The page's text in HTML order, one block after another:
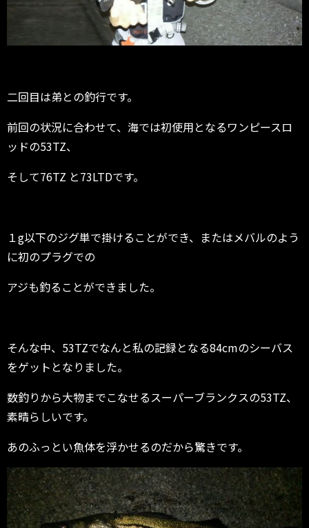
二回目は弟との釣行です。
前回の状況に合わせて、海では初使用となるワンピースロ
ッドの53TZ、
そして76TZ と73LTDです。
１g以下のジグ単で掛けることができ、またはメバルのよう
に初のプラグでの
アジも釣ることができました。
そんな中、53TZでなんと私の記録となる84cmのシーバス
をゲットとなりました。
数釣りから大物までこなせるスーパーブランクスの53TZ、
素晴らしいです。
あのふっとい魚体を浮かせるのだから驚きです。